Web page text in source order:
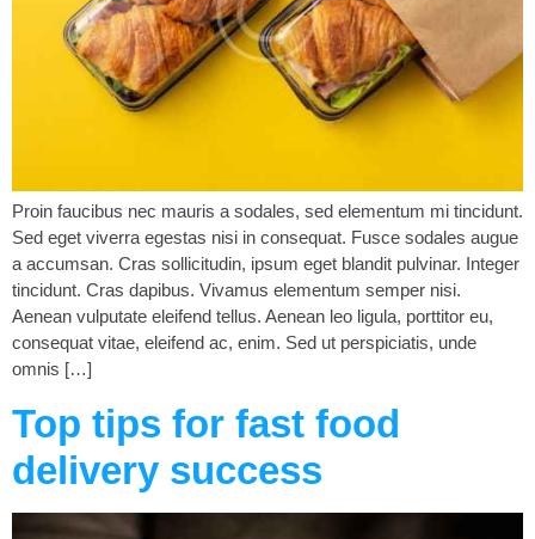
Proin faucibus nec mauris a sodales, sed elementum mi tincidunt.
Sed eget viverra egestas nisi in consequat. Fusce sodales augue
a accumsan. Cras sollicitudin, ipsum eget blandit pulvinar. Integer
tincidunt. Cras dapibus. Vivamus elementum semper nisi.
Aenean vulputate eleifend tellus. Aenean leo ligula, porttitor eu,
consequat vitae, eleifend ac, enim. Sed ut perspiciatis, unde
omnis […]
Top tips for fast food
delivery success